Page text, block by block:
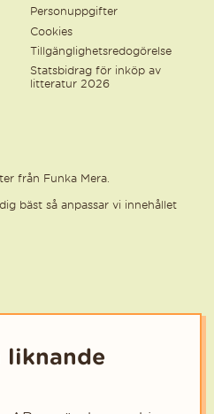
Personuppgifter
Cookies
Tillgänglighetsredogörelse
Statsbidrag för inköp av
litteratur 2026
från Funka Mera.
bäst så anpassar vi innehållet
liknande